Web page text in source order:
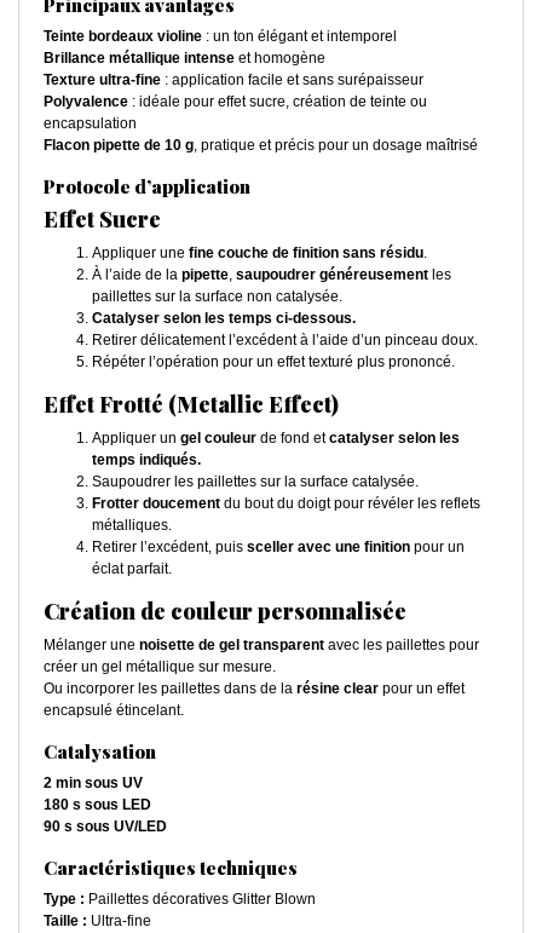
Principaux avantages
Teinte bordeaux violine : un ton élégant et intemporel
Brillance métallique intense et homogène
Texture ultra-fine : application facile et sans surépaisseur
Polyvalence : idéale pour effet sucre, création de teinte ou
encapsulation
Flacon pipette de 10 g, pratique et précis pour un dosage maîtrisé
Protocole d’application
Effet Sucre
Appliquer une fine couche de finition sans résidu.
À l’aide de la pipette, saupoudrer généreusement les
paillettes sur la surface non catalysée.
Catalyser selon les temps ci-dessous.
Retirer délicatement l’excédent à l’aide d’un pinceau doux.
Répéter l’opération pour un effet texturé plus prononcé.
Effet Frotté (Metallic Effect)
Appliquer un gel couleur de fond etcatalyser selon les
temps indiqués.
Saupoudrer les paillettes sur la surface catalysée.
Frotter doucement du bout du doigt pour révéler les reflets
métalliques.
Retirer l’excédent, puis sceller avec une finition pour un
éclat parfait.
Création de couleur personnalisée
Mélanger une noisette de gel transparent avec les paillettes pour
créer un gel métallique sur mesure.
Ou incorporer les paillettes dans de la résine clear pour un effet
encapsulé étincelant.
Catalysation
2 min sous UV
180 s sous LED
90 s sous UV/LED
Caractéristiques techniques
Type : Paillettes décoratives Glitter Blown
Taille : Ultra-fine